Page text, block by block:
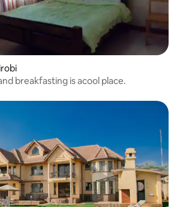
breakfasting is acool place.